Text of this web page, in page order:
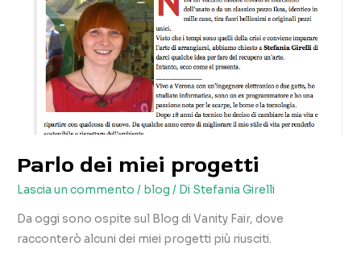
Parlo dei miei progetti
Lascia un commento / blog / Di Stefania Girelli
Da oggi sono ospite sul Blog di Vanity Fair, dove
racconterò alcuni dei miei progetti più riusciti.